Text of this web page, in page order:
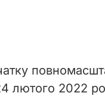
лютого 2022